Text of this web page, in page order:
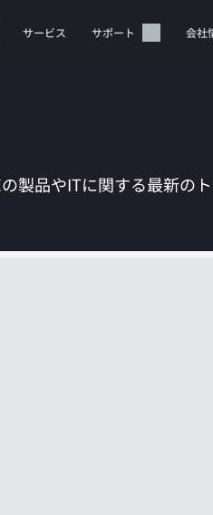
サービス サポート 会社
品やITに関する最新のト